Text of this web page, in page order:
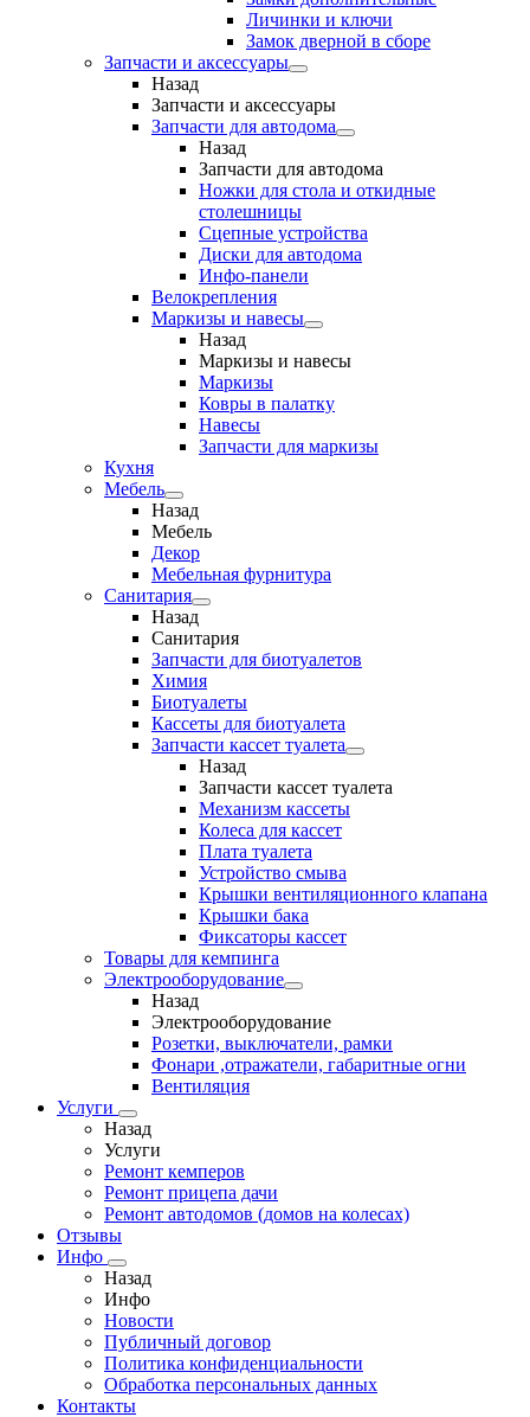
Личинки и ключи
Замок дверной в сборе
Запчасти и аксессуары
Назад
Запчасти и аксессуары
Запчасти для автодома
Назад
Запчасти для автодома
Ножки для стола и откидные
столешницы
Сцепные устройства
Диски для автодома
Инфо-панели
Велокрепления
Маркизы и навесы
Назад
Маркизы и навесы
Маркизы
Ковры в палатку
Навесы
Запчасти для маркизы
Кухня
Мебель
Назад
Мебель
Декор
Мебельная фурнитура
Санитария
Назад
Санитария
Запчасти для биотуалетов
Химия
Биотуалеты
Кассеты для биотуалета
Запчасти кассет туалета
Назад
Запчасти кассет туалета
Механизм кассеты
Колеса для кассет
Плата туалета
Устройство смыва
Крышки вентиляционного клапана
Крышки бака
Фиксаторы кассет
Товары для кемпинга
Электрооборудование
Назад
Электрооборудование
Розетки, выключатели, рамки
Фонари ,отражатели, габаритные огни
Вентиляция
Услуги
Назад
Услуги
Ремонт кемперов
Ремонт прицепа дачи
Ремонт автодомов (домов на колесах)
Отзывы
Инфо
Назад
Инфо
Новости
Публичный договор
Политика конфиденциальности
Обработка персональных данных
Контакты